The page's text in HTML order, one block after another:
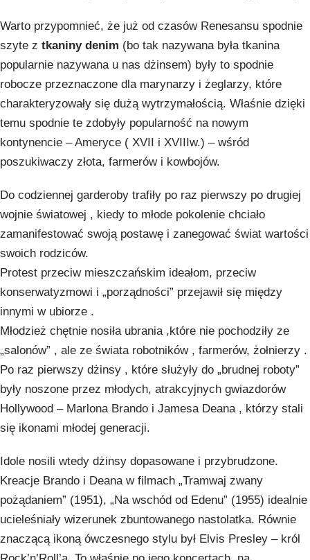
Warto przypomnieć, że już od czasówRenesansu spodnie
szyte z tkaniny denim (bo tak nazywana była tkanina
popularnie nazywana u nas dżinsem) były to spodnie
robocze przeznaczone dla marynarzy i żeglarzy, które
charakteryzowały się dużą wytrzymałością. Właśnie dzięki
temu spodnie te zdobyły popularność na nowym
kontynencie – Ameryce ( XVII i XVIIIw.) – wśród
poszukiwaczy złota, farmerów i kowbojów.
Do codziennej garderoby trafiły po raz pierwszy po drugiej
wojnie światowej , kiedy to młode pokolenie chciało
zamanifestować swoją postawę i zanegować świat wartości
swoich rodziców.
Protest przeciw mieszczańskim ideałom, przeciw
konserwatyzmowi i „porządności” przejawił się między
innymi w ubiorze .
Młodzież chętnie nosiła ubrania ,które nie pochodziły ze
„salonów” , ale ze świata robotników , farmerów, żołnierzy .
Po raz pierwszy dżinsy , które służyły do „brudnej roboty”
były noszone przez młodych, atrakcyjnych gwiazdorów
Hollywood – Marlona Brando i Jamesa Deana , którzy stali
się ikonami młodej generacji.
Idole nosili wtedy dżinsy dopasowane i przybrudzone.
Kreacje Brando i Deana w filmach „Tramwaj zwany
pożądaniem” (1951), „Na wschód od Edenu” (1955) idealnie
ucieleśniały wizerunek zbuntowanego nastolatka. Równie
znaczącą ikoną ówczesnego stylu był Elvis Presley – król